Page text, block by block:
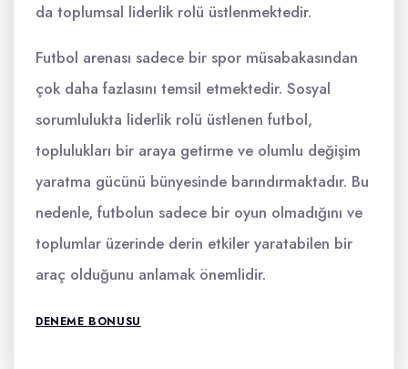
da toplumsal liderlik rolü üstlenmektedir.
Futbol arenası sadece bir spor müsabakasından
çok daha fazlasını temsil etmektedir. Sosyal
sorumlulukta liderlik rolü üstlenen futbol,
toplulukları bir araya getirme ve olumlu değişim
yaratma gücünü bünyesinde barındırmaktadır. Bu
nedenle, futbolun sadece bir oyun olmadığını ve
toplumlar üzerinde derin etkiler yaratabilen bir
araç olduğunu anlamak önemlidir.
DENEME BONUSU